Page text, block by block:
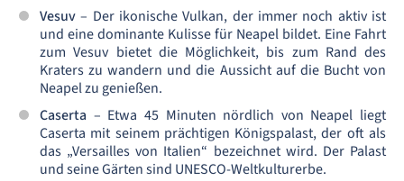
Vesuv – Der ikonische Vulkan, der immer noch aktiv ist
und eine dominante Kulisse für Neapel bildet. Eine Fahrt
zum Vesuv bietet die Möglichkeit, bis zum Rand des
Kraters zu wandern und die Aussicht auf die Bucht von
Neapel zu genießen.
Caserta – Etwa 45 Minuten nördlich von Neapel liegt
Caserta mit seinem prächtigen Königspalast, der oft als
das „Versailles von Italien“ bezeichnet wird. Der Palast
und seine Gärten sind UNESCO-Weltkulturerbe.